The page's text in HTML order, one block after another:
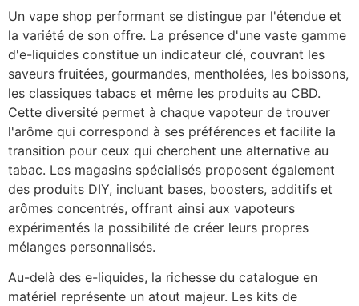
Un vape shop performant se distingue par l'étendue et
la variété de son offre. La présence d'une vaste gamme
d'e-liquides constitue un indicateur clé, couvrant les
saveurs fruitées, gourmandes, mentholées, les boissons,
les classiques tabacs et même les produits au CBD.
Cette diversité permet à chaque vapoteur de trouver
l'arôme qui correspond à ses préférences et facilite la
transition pour ceux qui cherchent une alternative au
tabac. Les magasins spécialisés proposent également
des produits DIY, incluant bases, boosters, additifs et
arômes concentrés, offrant ainsi aux vapoteurs
expérimentés la possibilité de créer leurs propres
mélanges personnalisés.
Au-delà des e-liquides, la richesse du catalogue en
matériel représente un atout majeur. Les kits de